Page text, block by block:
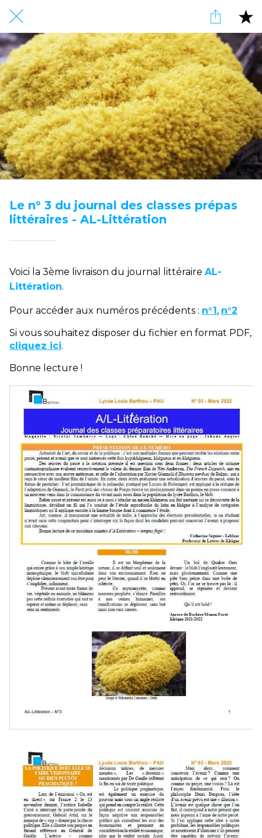
Le n° 3 du journal des classes prépas
littéraires - AL-Littération
Voici la 3ème livraison du journal littéraire AL-
Littération.
Pour accéder aux numéros précédents : n°1, n°2
Si vous souhaitez disposer du fichier en format PDF,
cliquez ici.
Bonne lecture !